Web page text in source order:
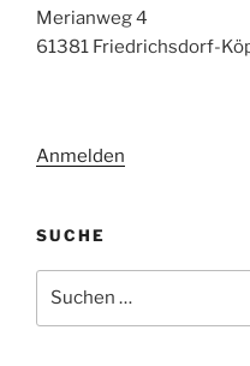
Merianweg 4
61381 Friedrichsdorf-
Anmelden
SUCHE
nach: